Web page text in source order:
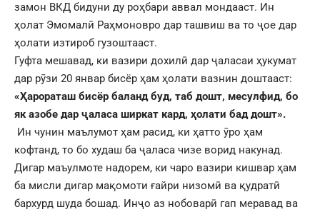
замон ВКД бидуни ду роҳбари аввал мондааст. Ин
ҳолат Эмомалӣ Раҳмоновро дар ташвиш ва то ҷое дар
ҳолати изтироб гузоштааст.
Гуфта мешавад, ки вазири дохилӣ дар ҷаласаи ҳукумат
дар рӯзи 20 январ бисёр ҳам ҳолати вазнин доштааст:
«Ҳарораташ бисёр баланд буд, таб дошт, месулфид, бо
як азобе дар ҷаласа ширкат кард, ҳолати бад дошт».
Ин чунин маълумот ҳам расид, ки ҳатто ӯро ҳам
кофтанд, то бо худаш ба ҷаласа чизе ворид накунад.
Дигар маъулмоте надорем, ки чаро вазири кишвар ҳам
ба мисли дигар мақомоти ғайри низомӣ ва қудратӣ
бархурд шуда бошад. Инҷо аз нобоварӣ гап меравад ва